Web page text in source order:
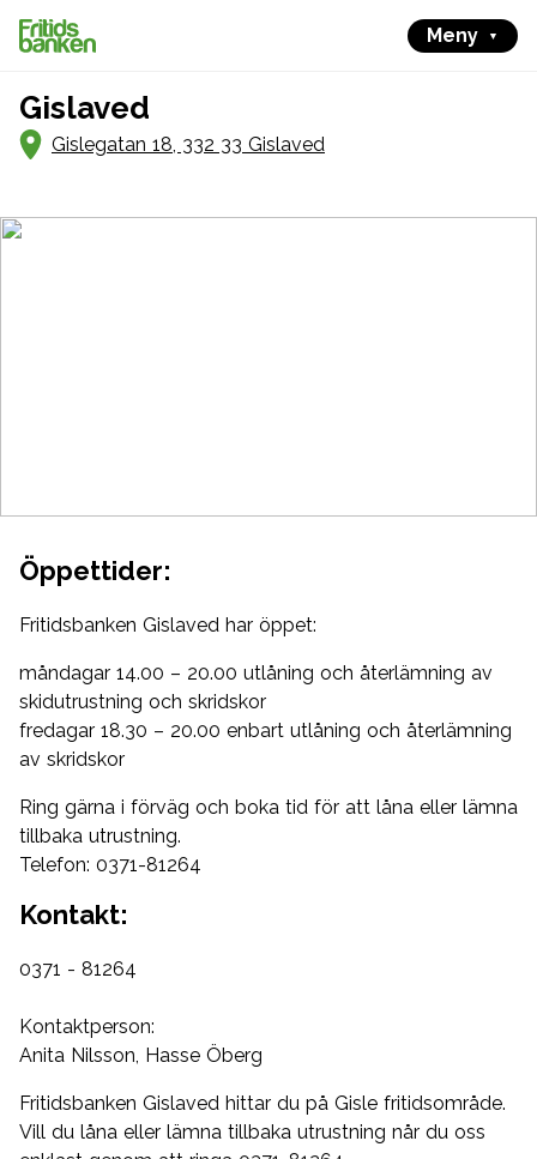
Meny
Gislaved
Gislegatan 18, 332 33 Gislaved
Öppettider:
Fritidsbanken Gislaved har öppet:
måndagar 14.00 – 20.00 utlåning och återlämning av
skidutrustning och skridskor
fredagar 18.30 – 20.00 enbart utlåning och återlämning
av skridskor
Ring gärna i förväg och boka tid för att låna eller lämna
tillbaka utrustning.
Telefon: 0371-81264
Kontakt:
0371 - 81264
Kontaktperson:
Anita Nilsson, Hasse Öberg
Fritidsbanken Gislaved hittar du på Gisle fritidsområde.
Vill du låna eller lämna tillbaka utrustning når du oss